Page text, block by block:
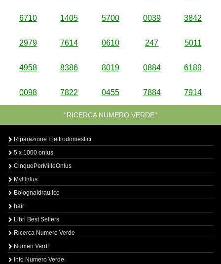
6710 1405 5700 0039 3842
2979 7614 0610 247 5011
4958 8386 8019 0884 6189
0098 7822 0455 7884 7914
“RICERCA NUMERO VERDE”
Riparazione Elettrodomestici
5 x 1000 onlus
CinquePerMilleOnlus
MyOnlus
BolognaIdraulico
hair
Libri Best Sellers
Ricerca Numero Verde
Numeri Verdi
Info Numero Verde